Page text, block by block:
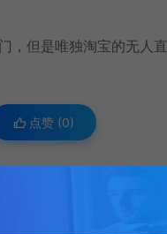
，但是唯独淘宝的无人
点赞 (0)
长期稳定变现【揭秘】